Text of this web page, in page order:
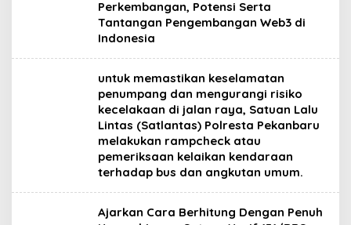
Perkembangan, Potensi Serta
Tantangan Pengembangan Web3 di
Indonesia
untuk memastikan keselamatan
penumpang dan mengurangi risiko
kecelakaan di jalan raya, Satuan Lalu
Lintas (Satlantas) Polresta Pekanbaru
melakukan rampcheck atau
pemeriksaan kelaikan kendaraan
terhadap bus dan angkutan umum.
Ajarkan Cara Berhitung Dengan Penuh